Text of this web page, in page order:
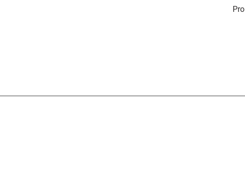
Pro